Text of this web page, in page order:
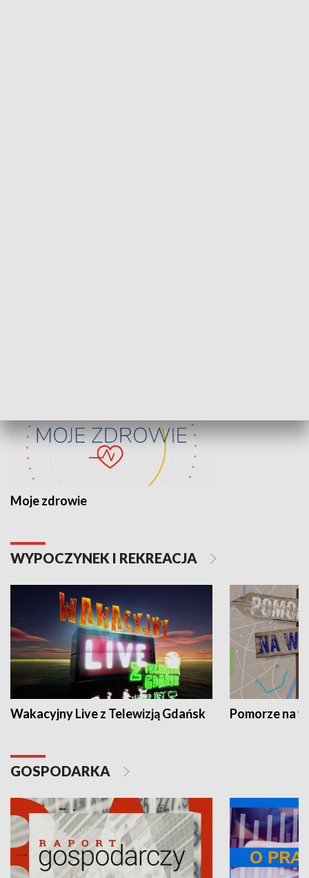
Moje zdrowie
WYPOCZYNEK I REKREACJA
Wakacyjny Live z Telewizją Gdańsk Pomorze na
GOSPODARKA